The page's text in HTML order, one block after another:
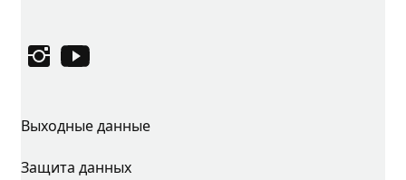
InstagramYouTube
Выходные данные
Защита данных